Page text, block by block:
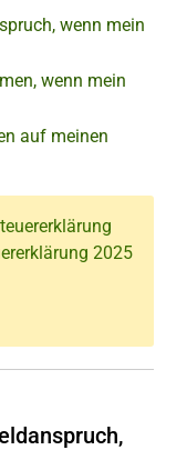
wenn mein
wenn mein
auf meinen
2025